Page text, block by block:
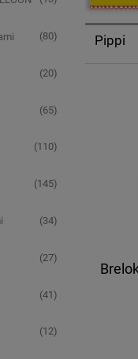
(80)
(20)
(65)
(110)
(145)
(34)
(27)
(41)
(12)
Pippi